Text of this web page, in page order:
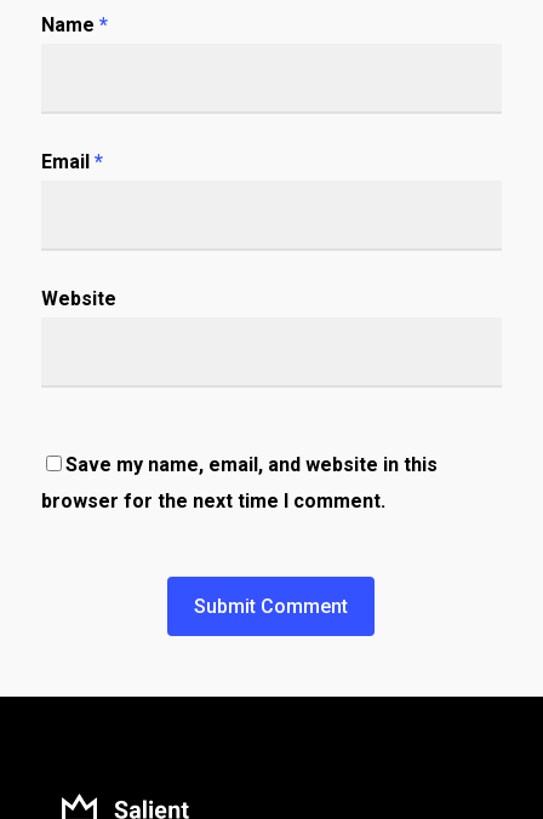
Name *
Email *
Website
Save my name, email, and website in this
browser for the next time I comment.